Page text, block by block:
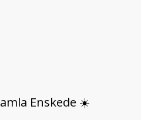
Enskede ☀️